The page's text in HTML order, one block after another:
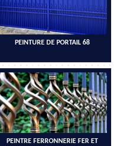
PEINTURE DE PORTAIL 68
PEINTRE FERRONNERIE FER ET